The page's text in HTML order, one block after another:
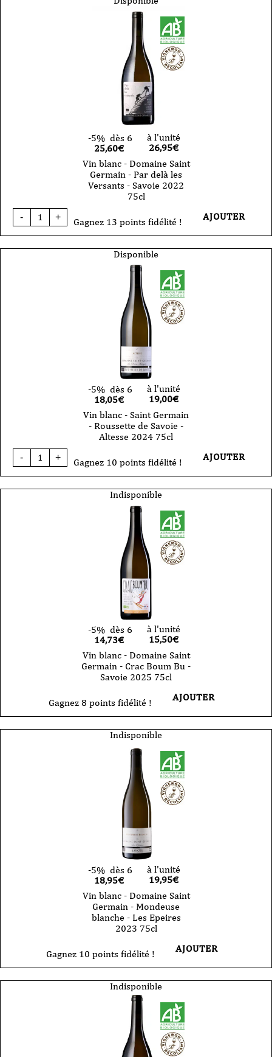
-5% dès 6
25,60€
à l'unité
26,95€
Vin blanc - Domaine Saint
Germain - Par delà les
Versants - Savoie 2022
75cl
-
quantité
de
-
+ Gagnez 13 points fidélité ! AJOUTER
Disponible
-5% dès 6
18,05€
à l'unité
19,00€
Vin blanc - Saint Germain
- Roussette de Savoie -
Altesse 2024 75cl
-
quantité
de
-
+ Gagnez 10 points fidélité ! AJOUTER
Indisponible
-5% dès 6
14,73€
à l'unité
15,50€
Vin blanc - Domaine Saint
Germain - Crac Boum Bu -
Savoie 2025 75cl
Gagnez 8 points fidélité ! AJOUTER
Indisponible
-5% dès 6
18,95€
à l'unité
19,95€
Vin blanc - Domaine Saint
Germain - Mondeuse
blanche - Les Epeires
2023 75cl
Gagnez 10 points fidélité ! AJOUTER
Indisponible